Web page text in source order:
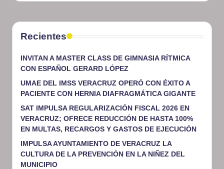
Recientes
INVITAN A MASTER CLASS DE GIMNASIA RÍTMICA
CON ESPAÑOL GERARD LÓPEZ
UMAE DEL IMSS VERACRUZ OPERÓ CON ÉXITO A
PACIENTE CON HERNIA DIAFRAGMÁTICA GIGANTE
SAT IMPULSA REGULARIZACIÓN FISCAL 2026 EN
VERACRUZ; OFRECE REDUCCIÓN DE HASTA 100%
EN MULTAS, RECARGOS Y GASTOS DE EJECUCIÓN
IMPULSA AYUNTAMIENTO DE VERACRUZ LA
CULTURA DE LA PREVENCIÓN EN LA NIÑEZ DEL
MUNICIPIO